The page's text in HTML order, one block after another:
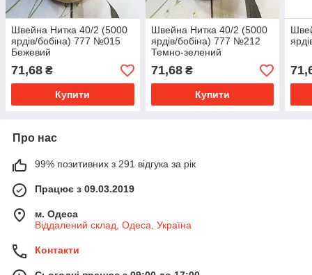
Швейна Нитка 40/2 (5000
ярдів/бобіна) 777 №015
Бежевий
71,68 ₴
Купити
Швейна Нитка 40/2 (5000
ярдів/бобіна) 777 №212
Темно-зелений
71,68₴
Купити
Про нас
99% позитивних з 291 відгука за рік
Працює з 09.03.2019
м. Одеса
Віддалений склад, Одеса, Україна
Контакти